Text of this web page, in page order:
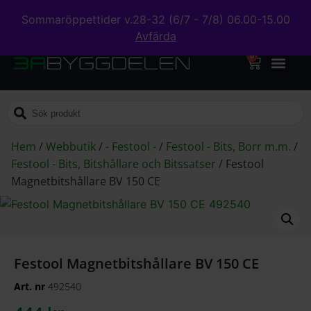
Sommaröppettider v.28-32 (6/7 - 7/8) 06.00-15.00
Avfärda
0
Hem /Webbutik/ - Festool -/ Festool - Bits, Borr m.m. /
Festool - Bits, Bitshållare och Bitssatser / Festool
Magnetbitshållare BV 150 CE
Festool Magnetbitshållare BV 150 CE
Art. nr 492540